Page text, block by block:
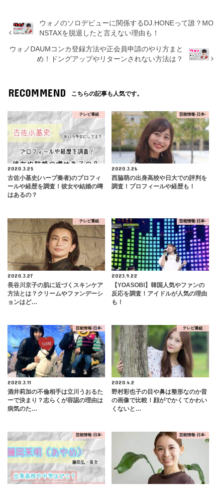
ウォノのソロデビューに関係するDJ.HONEって誰？MO
NSTAXを脱退したと言えない理由も！
ウォノDAUMコンカ登録方法や正会員申請のやり方まと
め！ドングアップやリターンされない方法は？
RECOMMEND こちらの記事も人気です。
テレビ番組
2020.3.25
古佐小基史(ハープ奏者)のプロフィ
ールや経歴を調査！彼女や結婚の噂
はあるの？
芸能情報-日本-
2020.3.26
西脇萌の出身高校や日大での評判を
調査！プロフィールや経歴も！
テレビ番組
2020.3.27
長谷川京子の肌に近づくスキンケア
方法とは？クリームやファンデーシ
ョンはど…
芸能情報-日本-
2023.9.22
【YOASOBI】韓国人気やファンの
反応を調査！アイドルが人気の理由
も！
芸能情報-日本-
2020.3.11
酒井莉加の不倫相手は立川うおるた
ーで決まり？志らくが容認の理由は
病気のた…
テレビ番組
2020.4.2
野村彩也子の目や鼻は整形なのか昔
の画像で比較！顔がでかくてかわい
くないと…
芸能情報-日本- 芸能情報-日本-